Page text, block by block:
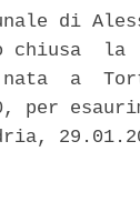
di
chiusa  la
nata  a
per